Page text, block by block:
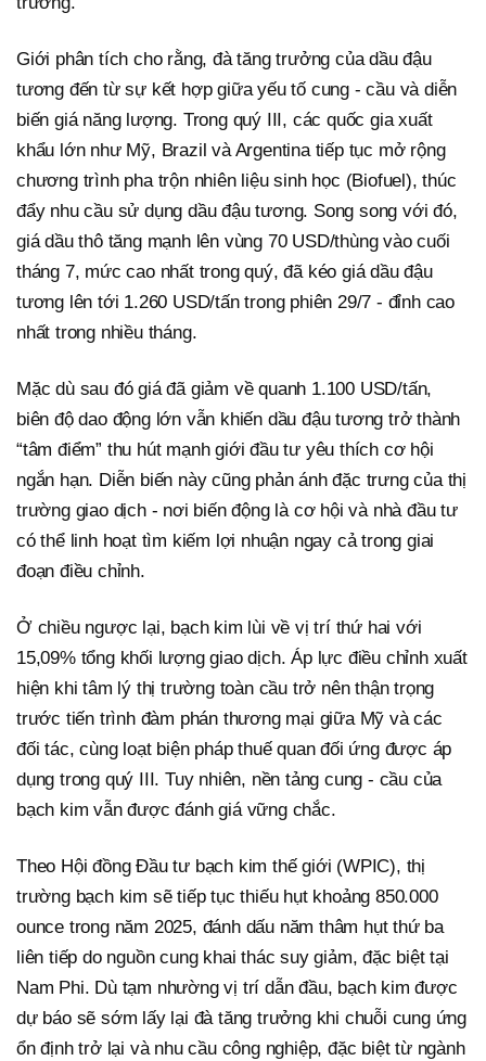
Giới phân tích cho rằng, đà tăng trưởng của dầu đậu
tương đến từ sự kết hợp giữa yếu tố cung - cầu và diễn
biến giá năng lượng. Trong quý III, các quốc gia xuất
khẩu lớn như Mỹ, Brazil và Argentina tiếp tục mở rộng
chương trình pha trộn nhiên liệu sinh học (Biofuel), thúc
đẩy nhu cầu sử dụng dầu đậu tương. Song song với đó,
giá dầu thô tăng mạnh lên vùng 70 USD/thùng vào cuối
tháng 7, mức cao nhất trong quý, đã kéo giá dầu đậu
tương lên tới 1.260 USD/tấn trong phiên 29/7 - đỉnh cao
nhất trong nhiều tháng.
Mặc dù sau đó giá đã giảm về quanh 1.100 USD/tấn,
biên độ dao động lớn vẫn khiến dầu đậu tương trở thành
“tâm điểm” thu hút mạnh giới đầu tư yêu thích cơ hội
ngắn hạn. Diễn biến này cũng phản ánh đặc trưng của thị
trường giao dịch - nơi biến động là cơ hội và nhà đầu tư
có thể linh hoạt tìm kiếm lợi nhuận ngay cả trong giai
đoạn điều chỉnh.
Ở chiều ngược lại, bạch kim lùi về vị trí thứ hai với
15,09% tổng khối lượng giao dịch. Áp lực điều chỉnh xuất
hiện khi tâm lý thị trường toàn cầu trở nên thận trọng
trước tiến trình đàm phán thương mại giữa Mỹ và các
đối tác, cùng loạt biện pháp thuế quan đối ứng được áp
dụng trong quý III. Tuy nhiên, nền tảng cung - cầu của
bạch kim vẫn được đánh giá vững chắc.
Theo Hội đồng Đầu tư bạch kim thế giới (WPIC), thị
trường bạch kim sẽ tiếp tục thiếu hụt khoảng 850.000
ounce trong năm 2025, đánh dấu năm thâm hụt thứ ba
liên tiếp do nguồn cung khai thác suy giảm, đặc biệt tại
Nam Phi. Dù tạm nhường vị trí dẫn đầu, bạch kim được
dự báo sẽ sớm lấy lại đà tăng trưởng khi chuỗi cung ứng
ổn định trở lại và nhu cầu công nghiệp, đặc biệt từ ngành